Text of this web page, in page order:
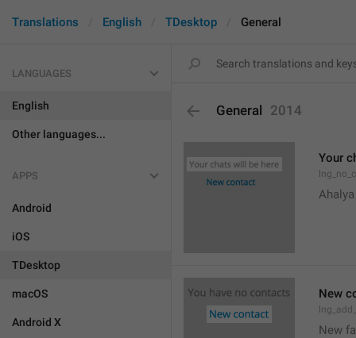
Translations English TDesktop General
LANGUAGES
English
Other languages...
APPS
Android
iOS
TDesktop
macOS
Android X
General 2014
Your
New
New